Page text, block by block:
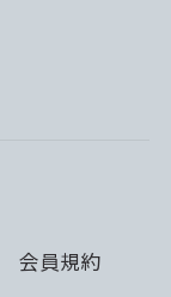
会員規約